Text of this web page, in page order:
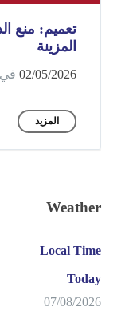
تعميم: منع
المزينة
02/05/2026 في
المزيد
Weather
Local Time
Today
07/08/2026